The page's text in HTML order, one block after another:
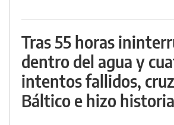
Tras 55 horas
dentro del agua y
intentos fallidos,
Báltico e hizo historia